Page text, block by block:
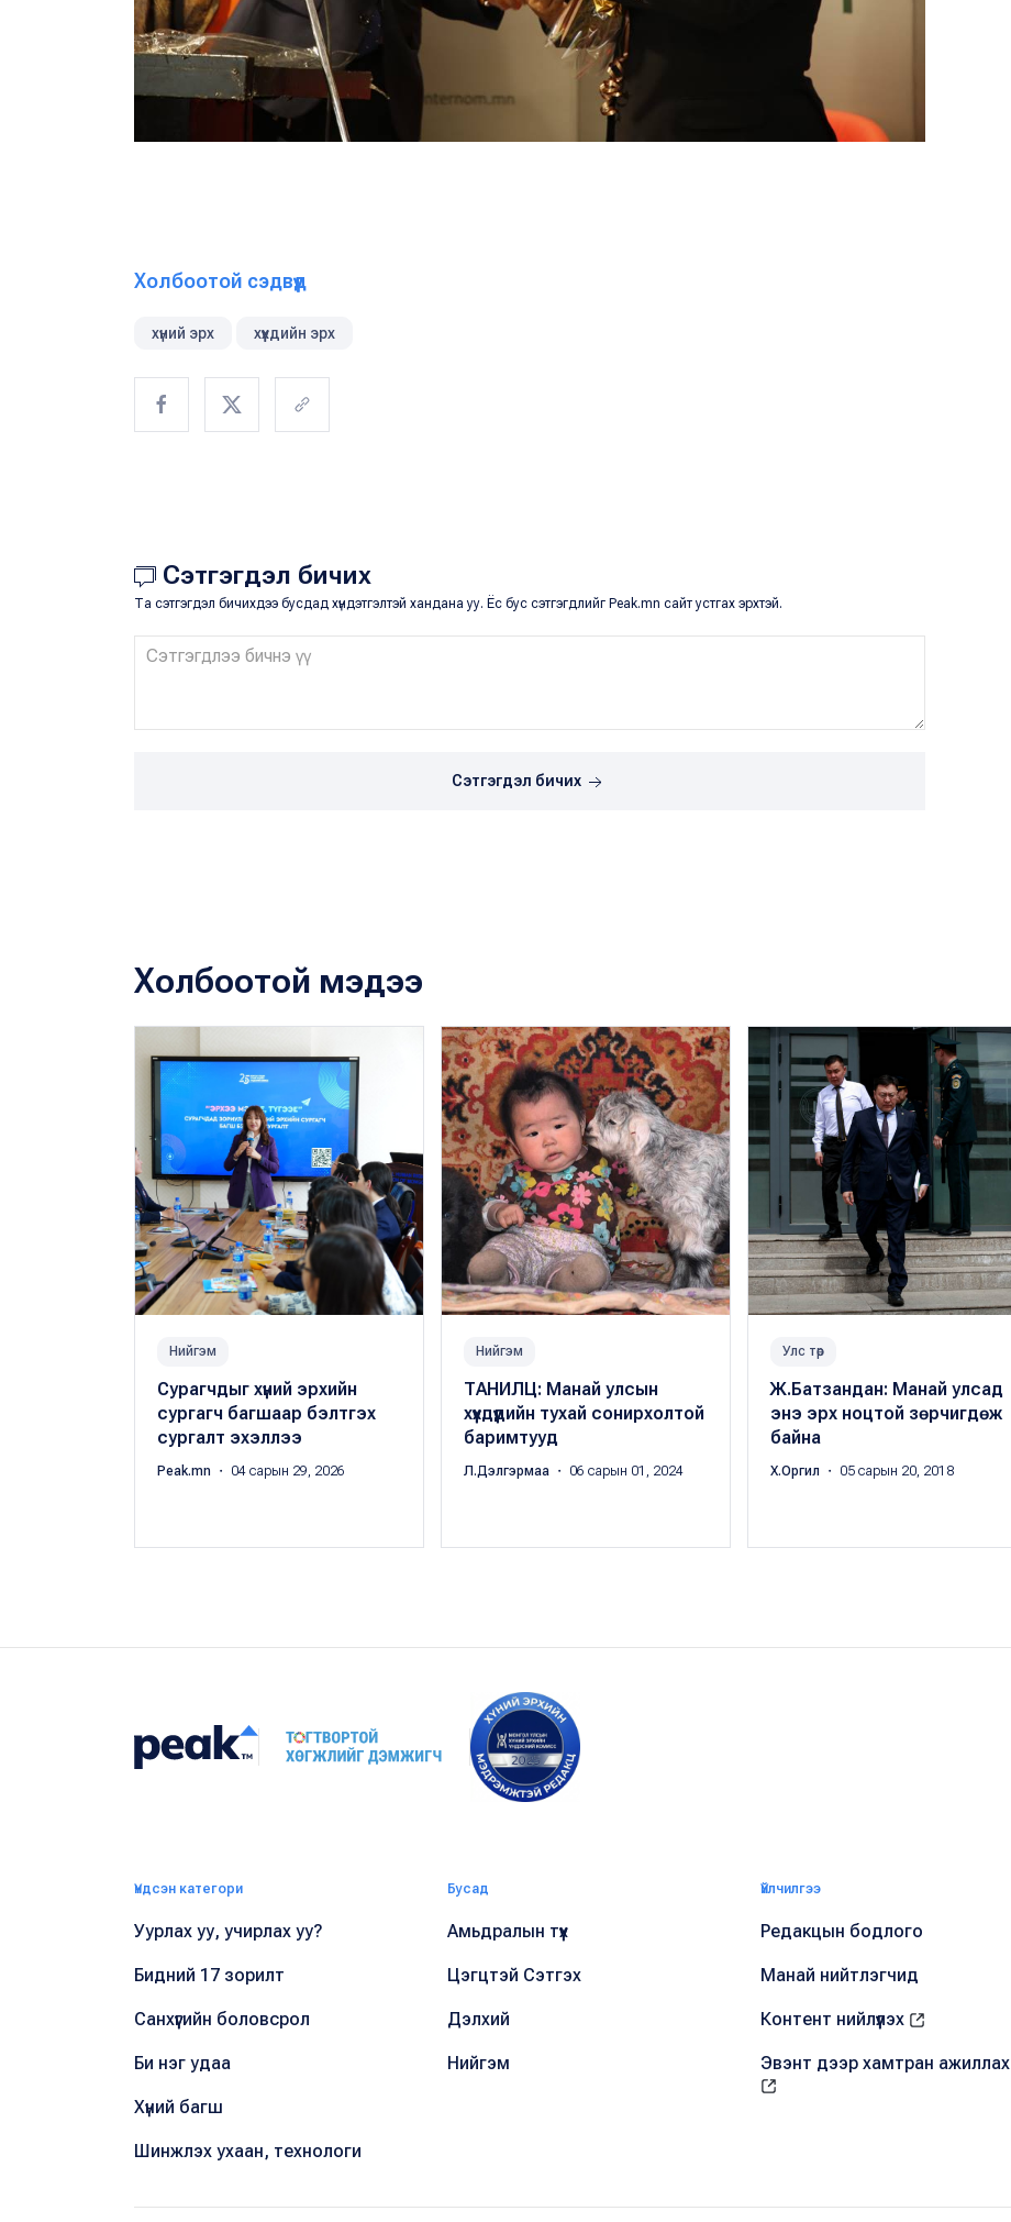
Холбоотой сэдвүүд
хүний эрх хүүхдийн эрх
Сэтгэгдэл бичих
Та сэтгэгдэл бичихдээ бусдад хүндэтгэлтэй хандана уу. Ёс бус сэтгэгдлийг Peak.mn сайт устгах эрхтэй.
Сэтгэгдэл бичих
Холбоотой мэдээ
Нийгэм
Сурагчдыг хүний эрхийн
сургагч багшаар бэлтгэх
сургалт эхэллээ
Peak.mn ・ 04 сарын 29, 2026
Нийгэм
ТАНИЛЦ: Манай улсын
хүүхдүүдийн тухай сонирхолтой
баримтууд
Л.Дэлгэрмаа ・ 06 сарын 01, 2024
Улс төр
Ж.Батзандан: Манай улсад
энэ эрх ноцтой зөрчигдөж
байна
Х.Оргил ・ 05 сарын 20, 2018
Үндсэн категори
Уурлах уу, учирлах уу?
Бидний 17 зорилт
Санхүүгийн боловсрол
Би нэг удаа
Хүний багш
Шинжлэх ухаан, технологи
Бусад
Амьдралын түүх
Цэгцтэй Сэтгэх
Дэлхий
Нийгэм
Үйлчилгээ
Редакцын бодлого
Манай нийтлэгчид
Контент нийлүүлэх
Эвэнт дээр хамтран ажиллах